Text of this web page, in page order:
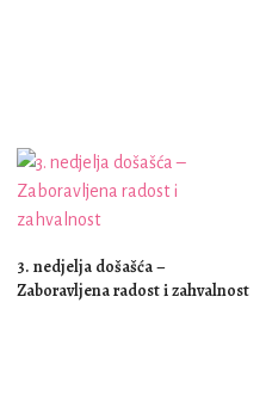
3. nedjelja došašća –
Zaboravljena radost i zahvalnost